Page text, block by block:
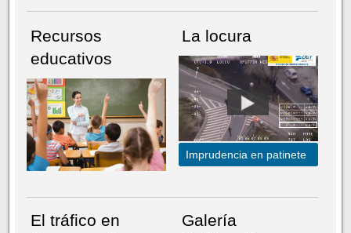
Recursos
educativos
La locura
Imprudencia en patinete
El tráfico en
Galería